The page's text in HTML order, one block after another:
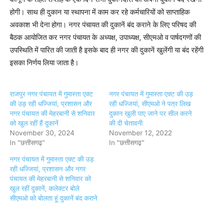
होगी। साथ ही दुकान या स्थापना में काम कर रहे कर्मचारियों को साप्ताहिक
अवकाश भी देना होगा। नगर पंचायत की दुकानें बंद कराने के लिए परिषद की
बैठक आयोजित कर नगर पंचायत के अध्यक्ष, उपाध्यक्ष, सीएमओ व पार्षदगणों की
उपस्थिति में पारित की जाती है इसके बाद ही नगर की दुकानें खुलेंगी या बंद रहेंगी
इसका निर्णय लिया जाता है।
राजपुर नगर पंचायत में गुमास्ता एक्ट
की उड़ रही धज्जियां, प्रशासन और
नगर पंचायत की मेहरबानी से शनिवार
को खुल रहीं हैं दुकानें
November 30, 2024
In "छत्तीसगढ़"
नगर पंचायत में गुमास्ता एक्ट की उड़
रही धज्जियां, सीएमओ ने पत्र लिख
दुकान खुली पाए जाने पर सील करने
की दी चेतावनी
November 12, 2022
In "छत्तीसगढ़"
नगर पंचायत में गुमास्ता एक्ट की उड़
रही धज्जियां, प्रशासन और नगर
पंचायत की मेहरबानी से शनिवार को
खुल रहीं दुकानें, कलेक्टर बोले
सीएमओ को बोलता हूं दुकानें बंद कराने